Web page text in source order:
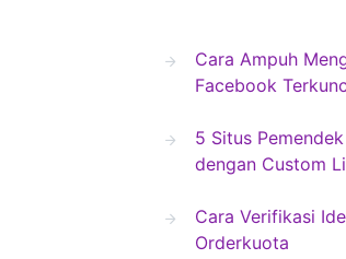
Cara Ampuh
Facebook
5 Situs
dengan Custom
Cara Verifikasi
Orderkuota